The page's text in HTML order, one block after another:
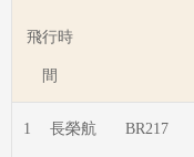
飛行時
間
1 長榮航 BR217